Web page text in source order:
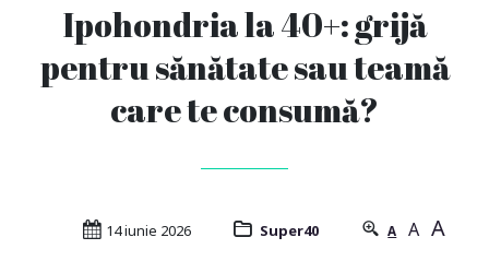
Ipohondria la 40+: grijă
pentru sănătate sau teamă
care te consumă?
14 iunie 2026 Super40 A A A